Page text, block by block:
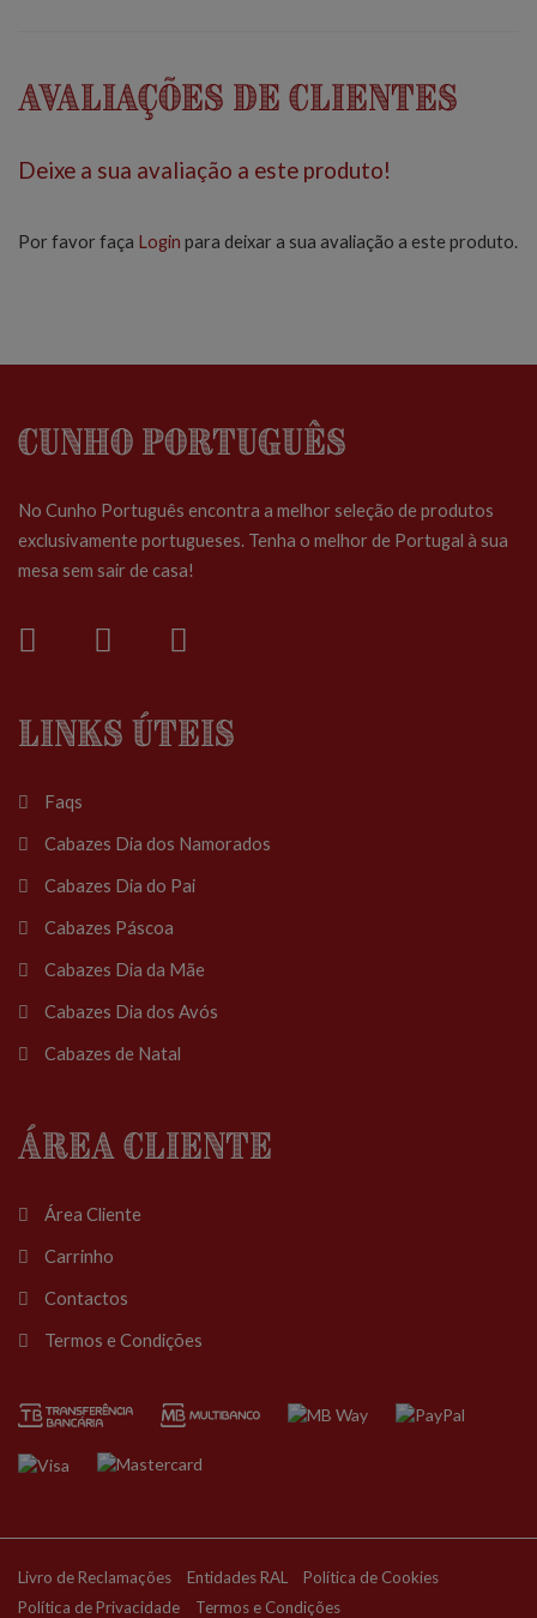
Avaliações de Clientes
Deixe a sua avaliação a este produto!
Por favor faça Login para deixar a sua avaliação a este produto.
Cunho Português
No Cunho Português encontra a melhor seleção de produtos
exclusivamente portugueses. Tenha o melhor de Portugal à sua
mesa sem sair de casa!
Links Úteis
Faqs
Cabazes Dia dos Namorados
Cabazes Dia do Pai
Cabazes Páscoa
Cabazes Dia da Mãe
Cabazes Dia dos Avós
Cabazes de Natal
Área Cliente
Área Cliente
Carrinho
Contactos
Termos e Condições
Livro de Reclamações Entidades RAL
Política de Cookies
Política de Privacidade
Termos e Condições